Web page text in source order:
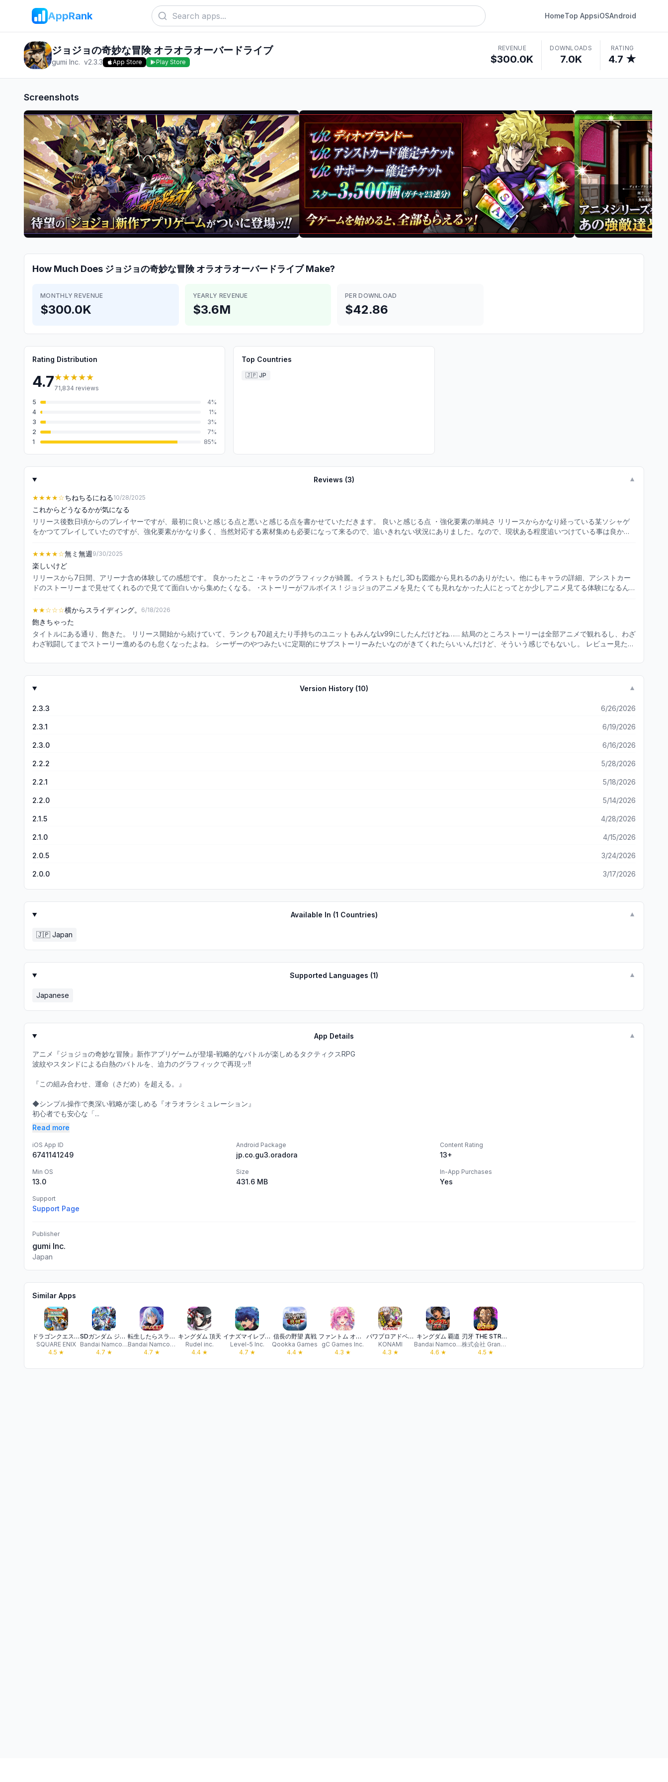
AppRank HomeTop AppsiOSAndroid
ジョジョの奇妙な冒険 オラオラオーバードライブ
gumi Inc. v2.3.3 App Store Play Store
REVENUE
$300.0K
DOWNLOADS
7.0K
RATING
4.7 ★
Screenshots
How Much Does ジョジョの奇妙な冒険 オラオラオーバードライブMake?
MONTHLY REVENUE
$300.0K
YEARLY REVENUE
$3.6M
PER DOWNLOAD
$42.86
Rating Distribution
4.7★★★★★
71,834 reviews
5
4%
4
1%
3
3%
2
7%
1
85%
Top Countries
🇯🇵 JP
Reviews (3) ▼
★★★★☆ちねちるにねる10/28/2025
これからどうなるかが気になる
リリース後数日頃からのプレイヤーですが、最初に良いと感じる点と悪いと感じる点を書かせていただきます。 良いと感じる点 ・強化要素の単純さ リリースからかなり経っている某ソシャゲ
をかつてプレイしていたのですが、強化要素がかなり多く、当然対応する素材集めも必要になって来るので、追いきれない状況にありました。なので、現状ある程度追いつけている事は良かっ
に遊びやすいと感じます。 ・イベントが充実 そろそろやる事なくなってきたな…と感じて少しすると次のイベントが始まったり、定期的に配布があったりなど、飽きにくい良い間隔で何かしら
が開催されるため、良いと感じました。 悪いと感じる点 ・キャラクターの追加頻度 新キャラクターの追加が速く、アシストカードとの同時追加になるため無課金では追うことは難しいです。
課金勢ありきなのがソシャゲではあると思うのですが、初期にはストーリーなどで石を回収できるものの、あらかたとり尽くすと石の回収は厳しくなってきます。 上記の上での自分の意見とし
ては、「先が少し不安」という所があります。 今はあまり実感しない所ですが、いわゆる「環境キャラ」などが確立されてきた時、石の枯渇がキャラの追加スピードに追いつかず、全く太刀打
ちできなくなってしまう、というような事が起きるかもしれない……と感じます。 他の方も書いていらっしゃったのですが、天井が200連である事は追いつけない要因に繋がるかもしれません。
★★★★☆無ミ無週 9/30/2025
楽しいけど
リリースから7日間、アリーナ含め体験しての感想です。 良かったとこ ･キャラのグラフィックが綺麗。イラストもだし3Dも図鑑から見れるのありがたい。他にもキャラの詳細、アシストカー
ドのストーリーまで見せてくれるので見てて面白いから集めたくなる。 ･ストーリーがフルボイス！ジョジョのアニメを見たくても見れなかった人にとってとか少しアニメ見てる体験になるん
率が50%になる。当たらない時もあるけど50連目でUR排出率が結構上がるのは優しい方な気がする。 直して欲しいとこ ･育成リソースがデカすぎる。レベル上げ、アビリティ(別ゲーで言うと
ころの天賦とか)のボードを上げてからそのアビリティ自体のレベル上げ、限界突破(凸)、ランク、覚醒(レベル上限突破)とやることが多いのにユニットだけじゃなくてサポーターも少し育成項
目は減るとはいえそれもやらなきゃいけない。結構きつい。 ･APずっと100のまま！！ プレイヤーレベル30になってもずっっっとAP100のまま。育成のリソースがデカいって言ったけど必要素
材も勿論多くなるしレアリティも高いのにAP足りなくて周回できない。回復の手段としてアイテムとかガチャ石割るとか広告見るとかあるけど、アリーナ勝ち抜きのために育成しようとしたら
結構キツキツ。 ･ガチャ演出ちょっと長い。ジョナサンから徐倫までの主人公が出てくれるのは嬉しいしいいんだけどガチャ結果までがちょっと長い。UR確定演出まで待つか全スキップかしか
ちょっとキャラクターのボイスについては増やして欲しかった。 まだリリースして7日ってこともあるので改善されてくと思いますが現時点では星4かなと思ってます。せっかく出たジョジョの
ゲームですので長続きして欲しいな…！
★★☆☆☆横からスライディング。 6/18/2026
飽きちゃった
タイトルにある通り、飽きた。 リリース開始から続けていて、ランクも70超えたり手持ちのユニットもみんなLv99にしたんだけどね…… 結局のところストーリーは全部アニメで観れるし、わざ
わざ戦闘してまでストーリー進めるのも怠くなったよね。 シーザーのやつみたいに定期的にサブストーリーみたいなのがきてくれたらいいんだけど、そういう感じでもないし。 レビュー見た感
げたいよ笑 前置きが長くなったけど、私が飽きた原因書いときます。 ・とにかく重い →それなりのスペックのスマホにも関わらず、バッテリーの減りは早いしすぐ熱くなる。まぁ、3Dだか
て、育成素材が必要になった時にAPが200しかないので8回しか周回できないとかザラ。一応、デイリーで250とかもらえたりするけど。 ・育成項目が多すぎる →他のゲームだとキャラのレ
にそのユニットを使ってもボイスが増えることはない。 とりあえずこんな感じかな？ ほんとにやることがなさすぎてやめたってのが大きいな。古参の意地だ！って言って、デイリーミッション
を義務でこなしていたし。 課金する気がないならおすすめはしない。とにかく時間がかかる。
Version History (10) ▼
2.3.3 6/26/2026
2.3.1 6/19/2026
2.3.0 6/16/2026
2.2.2 5/28/2026
2.2.1 5/18/2026
2.2.0 5/14/2026
2.1.5 4/28/2026
2.1.0 4/15/2026
2.0.5 3/24/2026
2.0.0 3/17/2026
Available In (1 Countries) ▼
🇯🇵 Japan
Supported Languages (1) ▼
Japanese
App Details ▼
アニメ『ジョジョの奇妙な冒険』新作アプリゲームが登場-戦略的なバトルが楽しめるタクティクスRPG
波紋やスタンドによる白熱のバトルを、迫力のグラフィックで再現ッ!!
『この組み合わせ、運命（さだめ）を超える。』
◆シンプル操作で奥深い戦略が楽しめる『オラオラシミュレーション』
初心者でも安心な「...
Read more
iOS App ID
6741141249
Android Package
jp.co.gu3.oradora
Content Rating
13+
Min OS
13.0
Size
431.6 MB
In-App Purchases
Yes
Support
Support Page
Publisher
gumi Inc.
Japan
Similar Apps
ドラゴンクエストタクト ドラクエのタクティクスRPG
SQUARE ENIX
4.5 ★
SDガンダム ジージェネレーション エターナル
Bandai Namco Entertainment Inc.
4.7 ★
転生したらスライムだった件 魔王と竜の建国譚【まおりゅう】
Bandai Namco Entertainment Inc.
4.7 ★
キングダム 頂天
Rudel inc.
4.4★
イナズマイレブン クロス
Level-5 Inc.
4.7 ★
信長の野望 真戦
Qookka Games
4.4★
ファントム オブ キル -オルタナティブ・イミテーション-
gC Games Inc.
4.3 ★
パワプロアドベンチャーズ
KONAMI
4.3 ★
キングダム 覇道
Bandai Namco Entertainment Inc.
4.6 ★
刃牙 THE STRONGEST PROOF
株式会社 GrandSoft
4.5 ★